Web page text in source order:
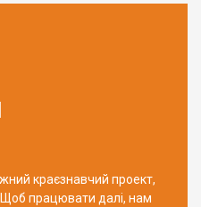
краєзнавчий проект,
Щоб працювати далі, нам